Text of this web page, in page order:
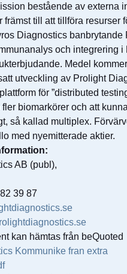
bestående av externa
främst till att tillföra resurser
Diagnostics banbrytande
och integrering i
Medel
utveckling av Prolight
för ”distributed
biomarkörer och att
så kallad multiplex.
med nyemitterade aktier.
AB (publ),
39 87
kan hämtas från beQuoted
Kommunike fran extra